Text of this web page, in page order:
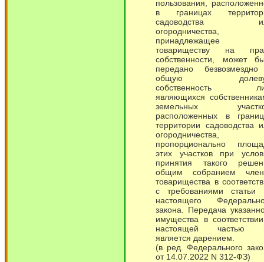
пользования,
в границах
садоводства
огородничества,
принадлежащее
товариществу на
собственности, может
передано
общую
собственность
являющихся
земельных
расположенных в
территории садоводства
огородничества,
пропорционально
этих участков при
принятия такого
общим собранием
товарищества в
с требованиями статьи
настоящего
закона. Передача
имущества в
настоящей частью
является дарением.
(в ред. Федерального
от 14.07.2022 N 312-ФЗ)